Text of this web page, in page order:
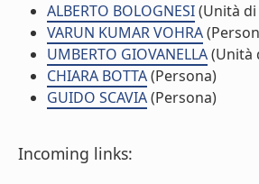
ALBERTO BOLOGNESI(Unità
VARUN KUMAR VOHRA
UMBERTO GIOVANELLA(Unità
CHIARA BOTTA(Persona)
GUIDO SCAVIA(Persona)
Incoming links: